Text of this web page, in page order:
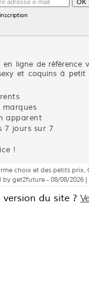
ligne de référence
et coquins à petit
marques
apparent
7 jours sur 7
!
choix et des petits prix,
get2future - 08/08/2026 |
du site ?